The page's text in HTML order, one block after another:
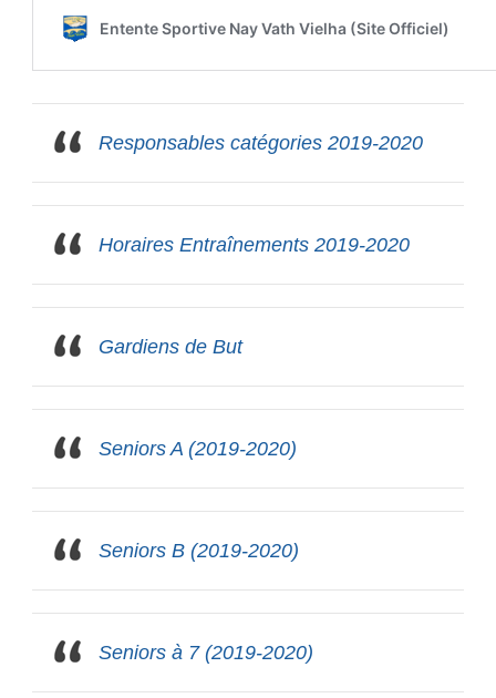
Responsables catégories 2019-2020
Horaires Entraînements 2019-2020
Gardiens de But
Seniors A (2019-2020)
Seniors B (2019-2020)
Seniors à 7 (2019-2020)